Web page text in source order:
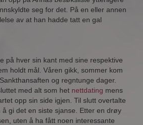
seg for det. På en eller annen
av at han hadde tatt en gal
på hver sin kant med sine respektive
holdt mål. Våren gikk, sommer kom
og regntunge dager.
med alt som het nettdating mens
opp sin side igjen. Til slutt overtalte
gi det en siste sjanse. Etter en drøy
uten å ha fått noen interessante